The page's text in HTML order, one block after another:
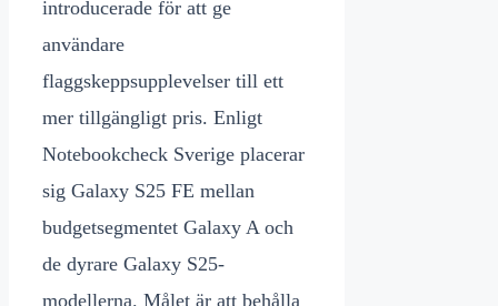
introducerade för att ge
användare
flaggskeppsupplevelser till ett
mer tillgängligt pris. Enligt
Notebookcheck Sverige placerar
sig Galaxy S25 FE mellan
budgetsegmentet Galaxy A och
de dyrare Galaxy S25-
modellerna. Målet är att behålla